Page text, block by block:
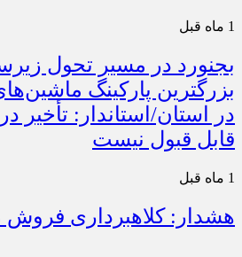
1 ماه قبل
بجنورد در مسیر تحول
بزرگترین پارکینگ
در استان/استاندار: تأخیر
قابل قبول نیست
1 ماه قبل
هشدار: کلاهبرداری